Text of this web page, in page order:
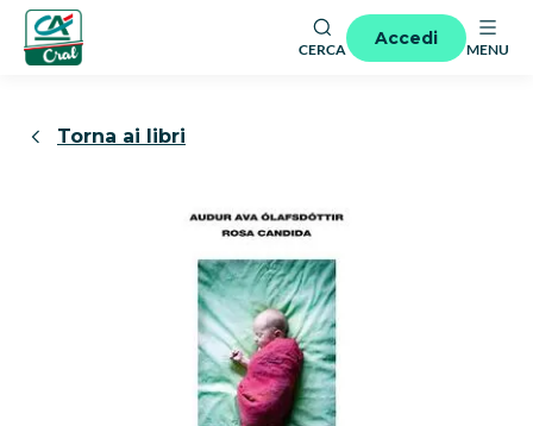
CERCA
Accedi
MENU
Torna ai libri